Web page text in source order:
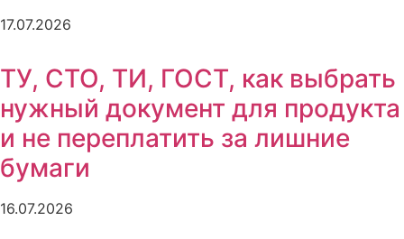
17.07.2026
ТУ, СТО, ТИ, ГОСТ, как выбрать
нужный документ для продукта
и не переплатить за лишние
бумаги
16.07.2026